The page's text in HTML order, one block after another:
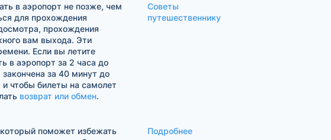
в аэропорт не позже, чем
для прохождения
прохождения
вам выхода. Эти
Если вы летите
в аэропорт за 2 часа до
за 40 минут до
чтобы билеты на самолет
возврат или обмен.
Советы
путешественнику
поможет избежать
Подробнее